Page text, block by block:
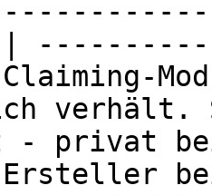
verhält.
privat bei